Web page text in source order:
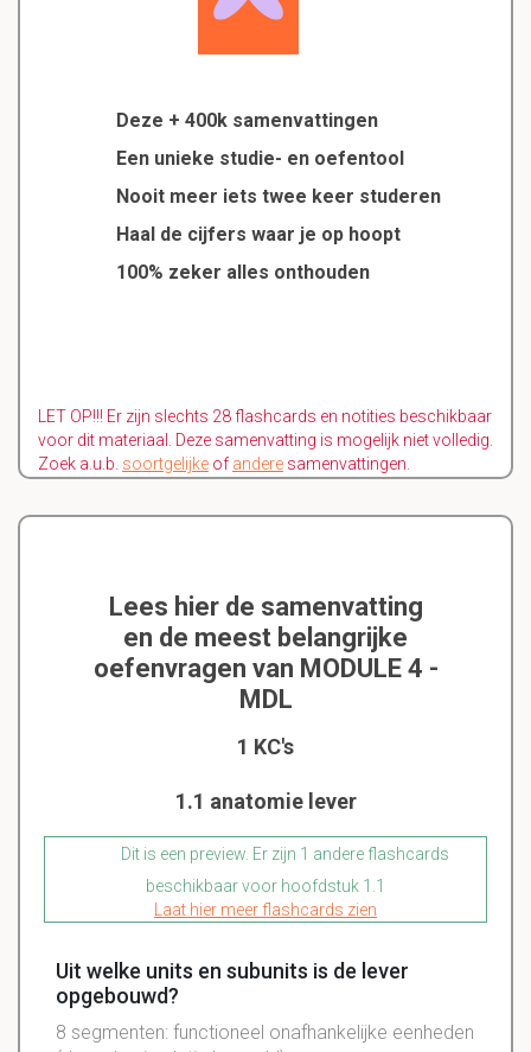
Deze + 400k samenvattingen
Een unieke studie- en oefentool
Nooit meer iets twee keer studeren
Haal de cijfers waar je op hoopt
100% zeker alles onthouden
LET OP!!! Er zijn slechts 28 flashcards en notities beschikbaar
voor dit materiaal. Deze samenvatting is mogelijk niet volledig.
Zoek a.u.b. soortgelijke of andere samenvattingen.
Lees hier de samenvatting
en de meest belangrijke
oefenvragen van MODULE 4 -
MDL
1 KC's
1.1 anatomie lever
Dit is een preview. Er zijn 1 andere flashcards
beschikbaar voor hoofdstuk 1.1
Laat hier meer flashcards zien
Uit welke units en subunits is de lever
opgebouwd?
8 segmenten: functioneel onafhankelijke eenheden